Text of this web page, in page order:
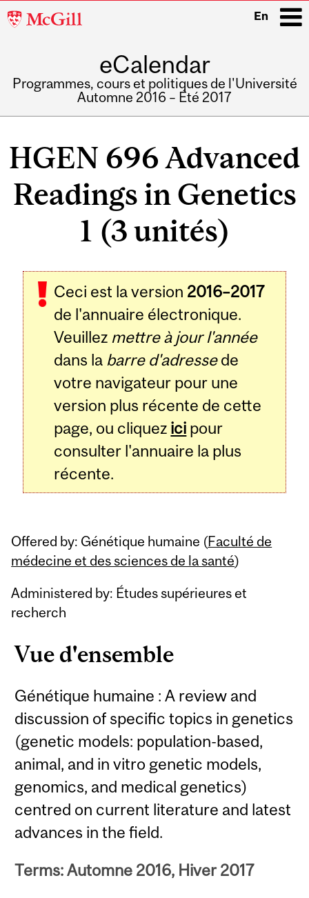
McGill
En
eCalendar
Programmes, cours et politiques de l'Université
Automne 2016 – Été 2017
HGEN 696 Advanced
Readings in Genetics
1 (3 unités)
Ceci est la version 2016–2017
de l'annuaire électronique.
Veuillez mettre à jour l'année
dans la barre d'adressede
votre navigateur pour une
version plus récente de cette
page, ou cliquez ici pour
consulter l'annuaire la plus
récente.
Offered by: Génétique humaine (Faculté de
médecine et des sciences de la santé)
Administered by: Études supérieures et
recherch
Vue d'ensemble
Génétique humaine : A review and
discussion of specific topics in genetics
(genetic models: population-based,
animal, and in vitro genetic models,
genomics, and medical genetics)
centred on current literature and latest
advances in the field.
Terms: Automne 2016, Hiver 2017